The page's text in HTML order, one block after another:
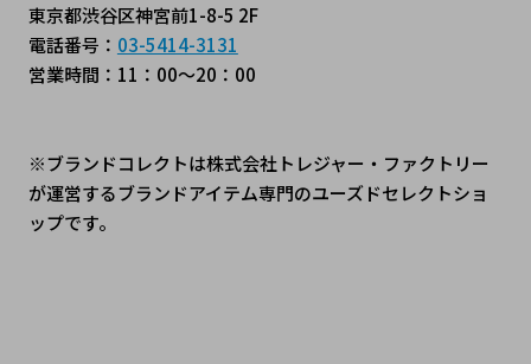
東京都渋谷区神宮前1-8-5 2F
電話番号： 03-5414-3131
営業時間：11：00～20：00
※ブランドコレクトは株式会社トレジャー・ファクトリー
が運営するブランドアイテム専門のユーズドセレクトショ
ップです。